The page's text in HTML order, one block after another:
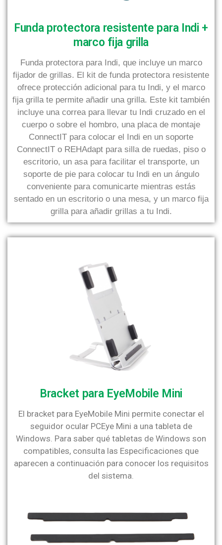
Funda protectora resistente para Indi +
marco fija grilla
Funda protectora para Indi, que incluye un marco
fijador de grillas. El kit de funda protectora resistente
ofrece protección adicional para tu Indi, y el marco
fija grilla te permite añadir una grilla. Este kit también
incluye una correa para llevar tu Indi cruzado en el
cuerpo o sobre el hombro, una placa de montaje
ConnectIT para colocar el Indi en un soporte
ConnectIT o REHAdapt para silla de ruedas, piso o
escritorio, un asa para facilitar el transporte, un
soporte de pie para colocar tu Indi en un ángulo
conveniente para comunicarte mientras estás
sentado en un escritorio o una mesa, y un marco fija
grilla para añadir grillas a tu Indi.
Bracket para EyeMobile Mini
El bracket para EyeMobile Mini permite conectar el
seguidor ocular PCEye Mini a una tableta de
Windows. Para saber qué tabletas de Windows son
compatibles, consulta las Especificaciones que
aparecen a continuación para conocer los requisitos
del sistema.